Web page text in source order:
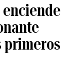
enciende
primeros